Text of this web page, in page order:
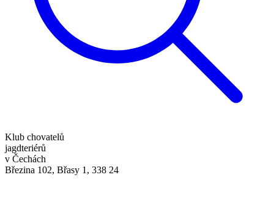
Klub chovatelů
jagdteriérů
v Čechách
Březina 102, Břasy 1, 338 24